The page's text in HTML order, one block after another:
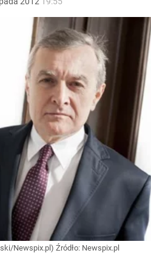
Newspix.pl) Źródło: Newspix.pl